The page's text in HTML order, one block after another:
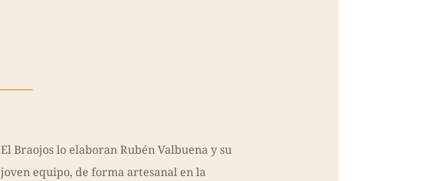
El Braojos lo elaboran Rubén Valbuena y su
joven equipo, de forma artesanal en la